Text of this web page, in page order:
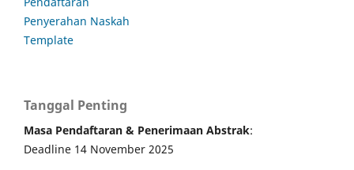
Penyerahan Naskah
Template
Tanggal Penting
Masa Pendaftaran & Penerimaan Abstrak:
Deadline 14 November 2025